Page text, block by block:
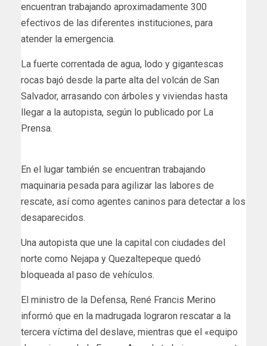
encuentran trabajando aproximadamente 300
efectivos de las diferentes instituciones, para
atender la emergencia.
La fuerte correntada de agua, lodo y gigantescas
rocas bajó desde la parte alta del volcán de San
Salvador, arrasando con árboles y viviendas hasta
llegar a la autopista, según lo publicado por La
Prensa.
En el lugar también se encuentran trabajando
maquinaria pesada para agilizar las labores de
rescate, así como agentes caninos para detectar a los
desaparecidos.
Una autopista que une la capital con ciudades del
norte como Nejapa y Quezaltepeque quedó
bloqueada al paso de vehículos.
El ministro de la Defensa, René Francis Merino
informó que en la madrugada lograron rescatar a la
tercera víctima del deslave, mientras que el «equipo